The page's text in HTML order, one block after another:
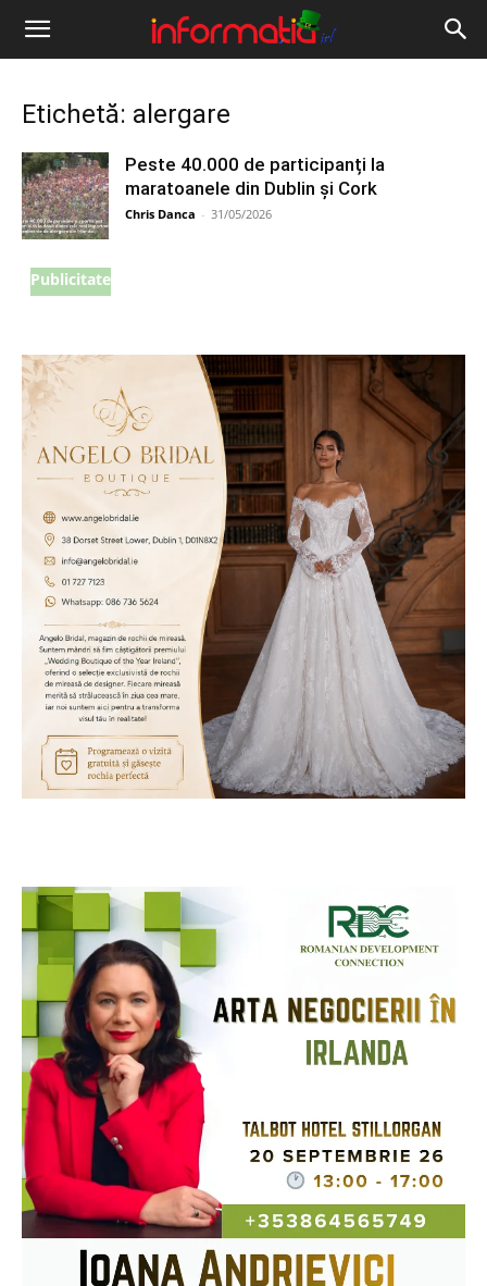
Informația
Etichetă: alergare
Peste 40.000 de participanți la
maratoanele din Dublin și Cork
Chris Danca - 31/05/2026
Publicitate